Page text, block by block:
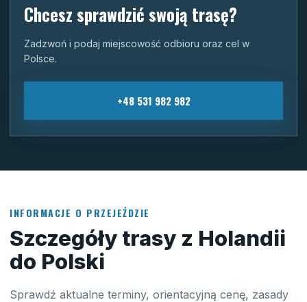
Chcesz sprawdzić swoją trasę?
Zadzwoń i podaj miejscowość odbioru oraz cel w
Polsce.
+48 531 982 982
INFORMACJE O PRZEJEŹDZIE
Szczegóły trasy z Holandii
do Polski
Sprawdź aktualne terminy, orientacyjną cenę, zasady